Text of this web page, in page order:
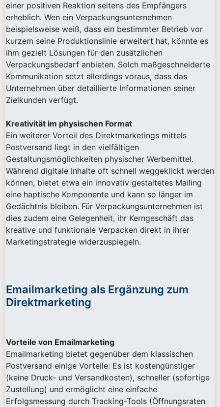
einer positiven Reaktion seitens des Empfängers
erheblich. Wen ein Verpackungsunternehmen
beispielsweise weiß, dass ein bestimmter Betrieb vor
kurzem seine Produktionslinie erweitert hat, könnte es
ihm gezielt Lösungen für den zusätzlichen
Verpackungsbedarf anbieten. Solch maßgeschneiderte
Kommunikation setzt allerdings voraus, dass das
Unternehmen über detaillierte Informationen seiner
Zielkunden verfügt.
Kreativität im physischen Format
Ein weiterer Vorteil des Direktmarketings mittels
Postversand liegt in den vielfältigen
Gestaltungsmöglichkeiten physischer Werbemittel.
Während digitale Inhalte oft schnell weggeklickt werden
können, bietet etwa ein innovativ gestaltetes Mailing
eine haptische Komponente und kann so länger im
Gedächtnis bleiben. Für Verpackungsunternehmen ist
dies zudem eine Gelegenheit, ihr Kerngeschäft das
kreative und funktionale Verpacken direkt in ihrer
Marketingstrategie widerzuspiegeln.
Emailmarketing als Ergänzung zum
Direktmarketing
Vorteile von Emailmarketing
Emailmarketing bietet gegenüber dem klassischen
Postversand einige Vorteile: Es ist kostengünstiger
(keine Druck- und Versandkosten), schneller (sofortige
Zustellung) und ermöglicht eine einfache
Erfolgsmessung durch Tracking-Tools (Öffnungsraten